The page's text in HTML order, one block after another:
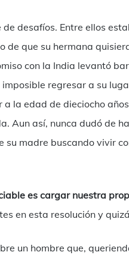
desafíos. Entre ellos
de que su hermana
con la India levantó
regresar a su
la edad de dieciocho
Aun así, nunca dudó de
su madre buscando vivir
es cargar nuestra
en esta resolución y
un hombre que,